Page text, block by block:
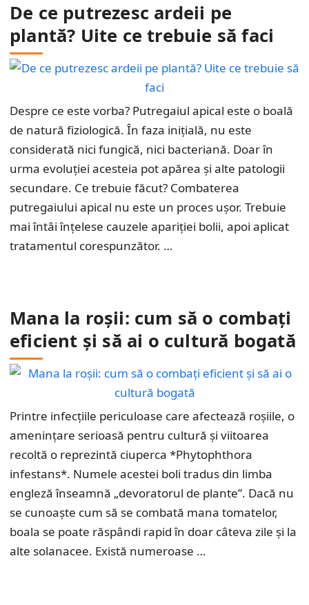
De ce putrezesc ardeii pe
plantă? Uite ce trebuie să faci
Despre ce este vorba? Putregaiul apical este o boală
de natură fiziologică. În faza inițială, nu este
considerată nici fungică, nici bacteriană. Doar în
urma evoluției acesteia pot apărea și alte patologii
secundare. Ce trebuie făcut? Combaterea
putregaiului apical nu este un proces ușor. Trebuie
mai întâi înțelese cauzele apariției bolii, apoi aplicat
tratamentul corespunzător. …
Mana la roșii: cum să o combați
eficient și să ai o cultură bogată
Printre infecțiile periculoase care afectează roșiile, o
amenințare serioasă pentru cultură și viitoarea
recoltă o reprezintă ciuperca *Phytophthora
infestans*. Numele acestei boli tradus din limba
engleză înseamnă „devoratorul de plante”. Dacă nu
se cunoaște cum să se combată mana tomatelor,
boala se poate răspândi rapid în doar câteva zile și la
alte solanacee. Există numeroase …